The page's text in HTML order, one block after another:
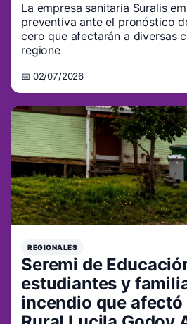
La empresa sanitaria Suralis
preventiva ante el pronóstico
cero que afectarán a diversas
regione
📅 02/07/2026
REGIONALES
Seremi de
estudiantes y
incendio que afectó